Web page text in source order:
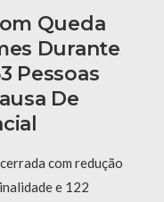
Queda
Durante
Pessoas
De
com redução
e 122